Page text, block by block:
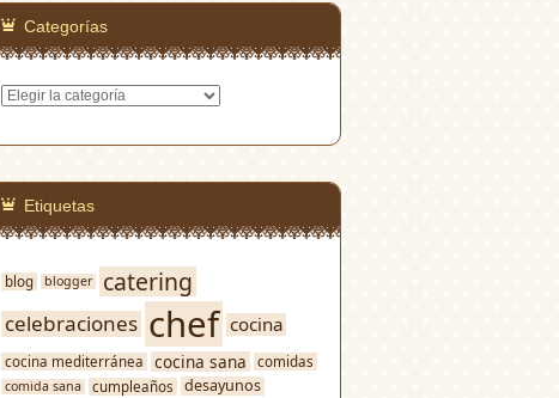
Categorías
Categorías
Etiquetas
blog blogger catering
celebraciones chef cocina
cocina mediterránea cocina sana comidas
comida sana cumpleaños desayunos